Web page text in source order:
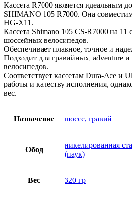
Кассета R7000 является идеальным
SHIMANO 105 R7000. Она
HG-X11.
Кассета Shimano 105 CS-R7000 на 11
шоссейных велосипедов.
Обеспечивает плавное, точное и
Подходит для гравийных, adventure
велосипедов.
Соответствует кассетам Dura-Ace и
работы и качеству исполнения,
вес.
Назначение шоссе, гравий
Обод
никелированная
(паук)
Вес 320 гр